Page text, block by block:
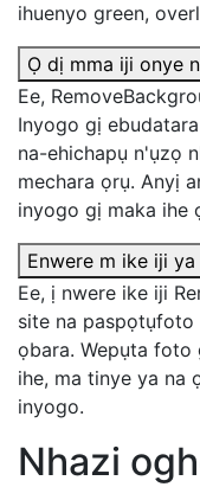
ihuenyo green,
Ọ dị mma iji onye
Ee,
Inyogo gị
na-ehichapụ n'ụzọ
mechara ọrụ. Anyị
inyogo gị maka ihe
Enwere m ike iji
Ee, ị nwere ike iji
site na paspọtụfoto
ọbara. Wepụta foto
ihe, ma tinye ya na
inyogo.
Nhazi